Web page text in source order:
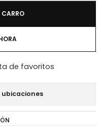
de favoritos